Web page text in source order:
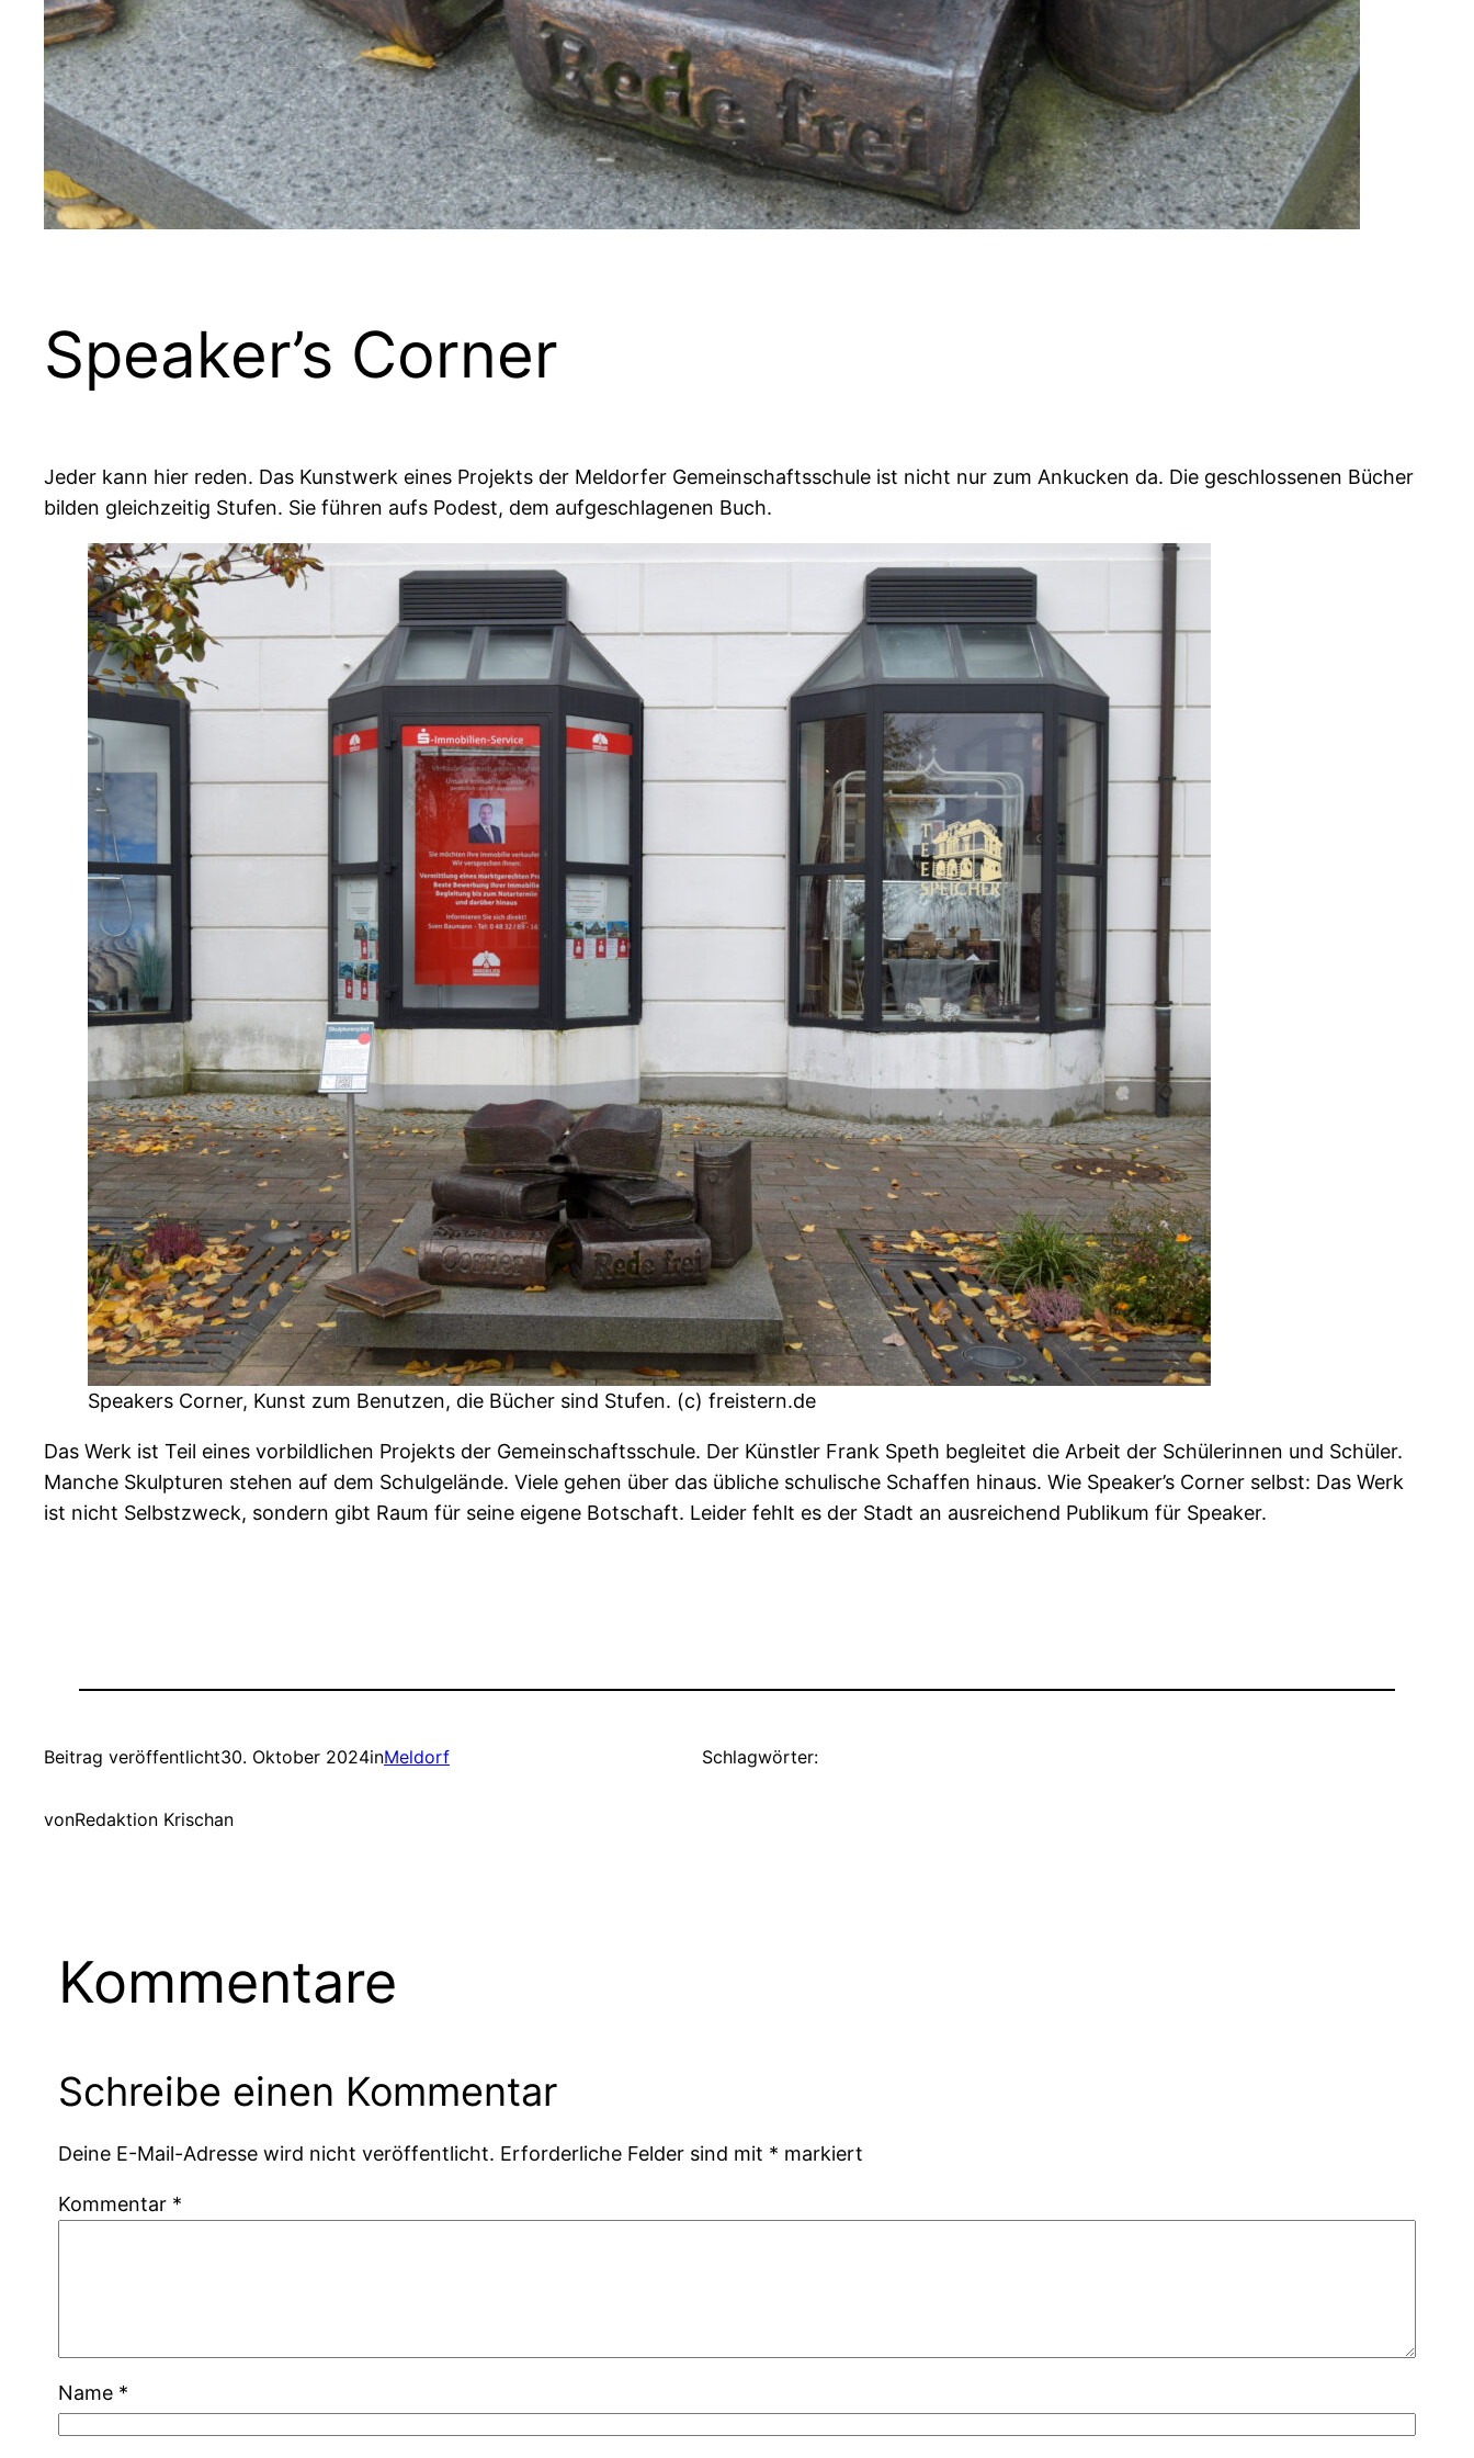
Speaker’s Corner
Jeder kann hier reden. Das Kunstwerk eines Projekts der Meldorfer Gemeinschaftsschule ist nicht nur zum Ankucken da. Die geschlossenen Bücher
bilden gleichzeitig Stufen. Sie führen aufs Podest, dem aufgeschlagenen Buch.
Speakers Corner, Kunst zum Benutzen, die Bücher sind Stufen. (c) freistern.de
Das Werk ist Teil eines vorbildlichen Projekts der Gemeinschaftsschule. Der Künstler Frank Speth begleitet die Arbeit der Schülerinnen und Schüler.
Manche Skulpturen stehen auf dem Schulgelände. Viele gehen über das übliche schulische Schaffen hinaus. Wie Speaker’s Corner selbst: Das Werk
ist nicht Selbstzweck, sondern gibt Raum für seine eigene Botschaft. Leider fehlt es der Stadt an ausreichend Publikum für Speaker.
Beitrag veröffentlicht30. Oktober 2024inMeldorf
vonRedaktion Krischan
Schlagwörter:
Kommentare
Schreibe einen Kommentar
Deine E-Mail-Adresse wird nicht veröffentlicht. Erforderliche Felder sind mit * markiert
Kommentar *
Name *